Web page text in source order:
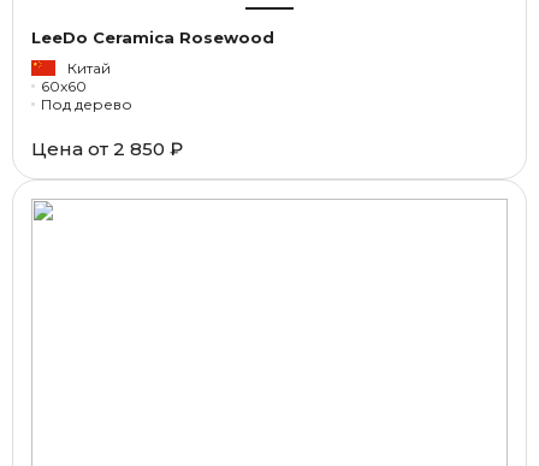
LeeDo Ceramica Rosewood
Китай
60x60
Под дерево
Цена от 2 850 ₽